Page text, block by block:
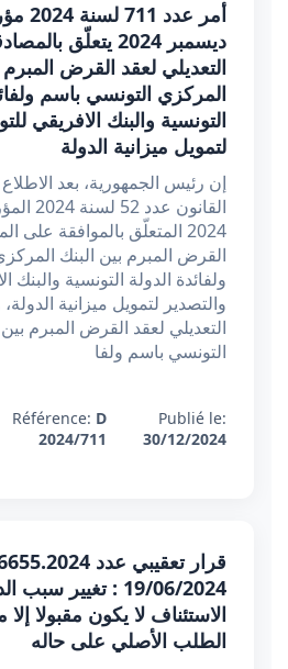
ديسمبر 2024 يتعلّق
التعديلي لعقد القرض المبرم
المركزي التونسي باسم
التونسية والبنك الافريقي
لتمويل ميزانية الدولة
إن رئيس الجمهورية، بعد
2024 المتعلّق بالموافقة على
القرض المبرم بين البنك
ولفائدة الدولة التونسية والبنك
والتصدير لتمويل ميزانية
التعديلي لعقد القرض المبرم
التونسي باسم ولفا
Publié le:
30/12/2024
Référence: D
2024/711
19/06/2024 : تغيير
الاستئناف لا يكون مقبولا
الطلب الأصلي على حاله